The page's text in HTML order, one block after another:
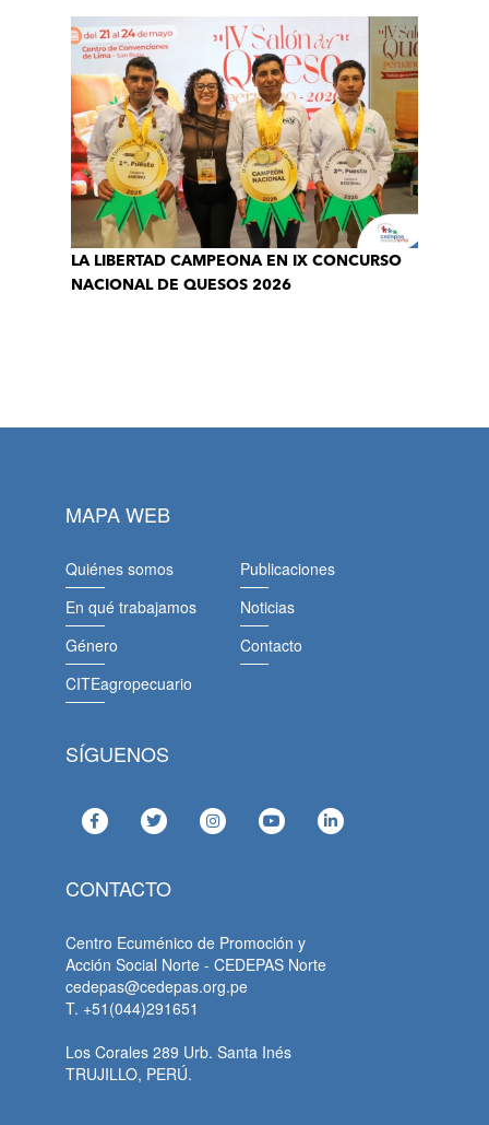
LA LIBERTAD CAMPEONA EN IX CONCURSO
NACIONAL DE QUESOS 2026
MAPA WEB
Quiénes somos
En qué trabajamos
Género
CITEagropecuario
Publicaciones
Noticias
Contacto
SÍGUENOS
CONTACTO
Centro Ecuménico de Promoción y
Acción Social Norte - CEDEPAS Norte
cedepas@cedepas.org.pe
T. +51(044)291651
Los Corales 289 Urb. Santa Inés
TRUJILLO, PERÚ.